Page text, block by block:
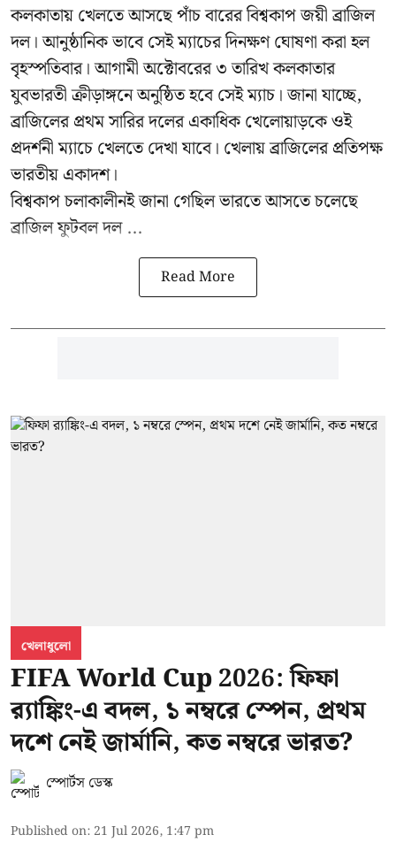
কলকাতায় খেলতে আসছে পাঁচ বারের বিশ্বকাপ জয়ী ব্রাজিল
দল। আনুষ্ঠানিক ভাবে সেই ম্যাচের দিনক্ষণ ঘোষণা করা হল
বৃহস্পতিবার। আগামী অক্টোবরের ৩ তারিখ কলকাতার
যুবভারতী ক্রীড়াঙ্গনে অনুষ্ঠিত হবে সেই ম্যাচ। জানা যাচ্ছে,
ব্রাজিলের প্রথম সারির দলের একাধিক খেলোয়াড়কে ওই
প্রদর্শনী ম্যাচে খেলতে দেখা যাবে। খেলায় ব্রাজিলের প্রতিপক্ষ
ভারতীয় একাদশ।
বিশ্বকাপ চলাকালীনই জানা গেছিল ভারতে আসতে চলেছে
ব্রাজিল ফুটবল দল ...
Read More
খেলাধুলো
FIFA World Cup 2026: ফিফা
র‍্যাঙ্কিং-এ বদল, ১ নম্বরে স্পেন, প্রথম
দশে নেই জার্মানি, কত নম্বরে ভারত?
স্পোর্টস ডেস্ক
Published on: 21 Jul 2026, 1:47 pm